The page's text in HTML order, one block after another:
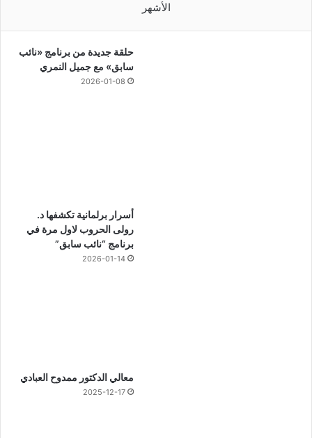
الأشهر
حلقة جديدة من برنامج «نائب
سابق» مع جميل النمري
2026-01-08
أسرار برلمانية تكشفها د.
رولى الحروب لاول مرة في
برنامج “نائب سابق”
2026-01-14
معالي الدكتور ممدوح العبادي
2025-12-17